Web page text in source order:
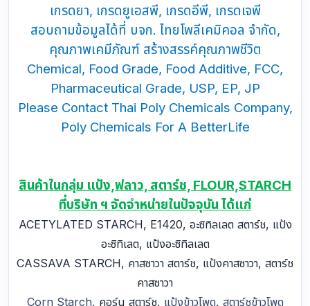
เกรดยา, เกรดยูเอสพี, เกรดอีพี, เกรดเจพี
สอบถามข้อมูลได้ที่ บจก. ไทยโพลีเคมิคอล จำกัด,
คุณภาพเคมีภัณฑ์ สร้างสรรค์คุณภาพชีวิต
Chemical, Food Grade, Food Additive, FCC,
Pharmaceutical Grade, USP, EP, JP
Please Contact Thai Poly Chemicals Company,
Poly Chemicals For A BetterLife
สินค้าในกลุ่ม แป้ง,ฟลาว, สตาร์ช, FLOUR,STARCH
ที่บริษัท ฯ จัดจำหน่ายในปัจจุบัน ได้แก่
ACETYLATED STARCH, E1420, อะซิทิลเลต สตาร์ช, แป้ง
อะซิทิเลต, แป้งอะซิทิลเลต
CASSAVA STARCH, คาสซาวา สตาร์ช, แป้งคาสซาวา, สตาร์ช
คาสซาวา
Corn Starch, คอร์น สตาร์ช, แป้งข้าวโพด, สตาร์ชข้าวโพด